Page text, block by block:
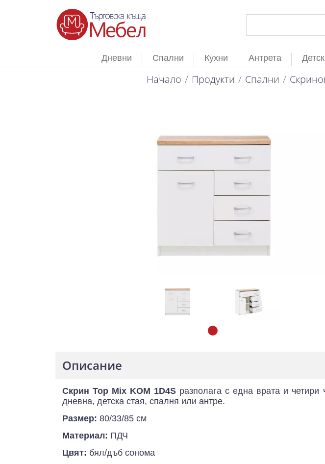
Дневни Спални Кухни Антрета
Начало Продукти Спални
Описание
Скрин Top Mix KOM 1D4Sразполага с една врата и четири
дневна, детска стая, спалня или антре.
Размер: 80/33/85 см
Материал: ПДЧ
Цвят: бял/дъб сонома